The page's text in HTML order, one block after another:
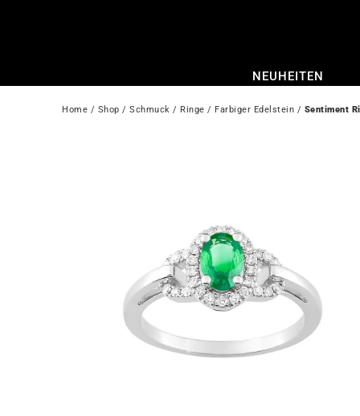
NEUHEITEN
Home / Shop / Schmuck / Ringe / Farbiger Edelstein / Sentiment